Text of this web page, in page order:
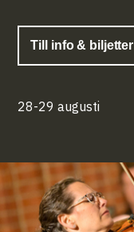
Till info & biljetter
28-29 augusti